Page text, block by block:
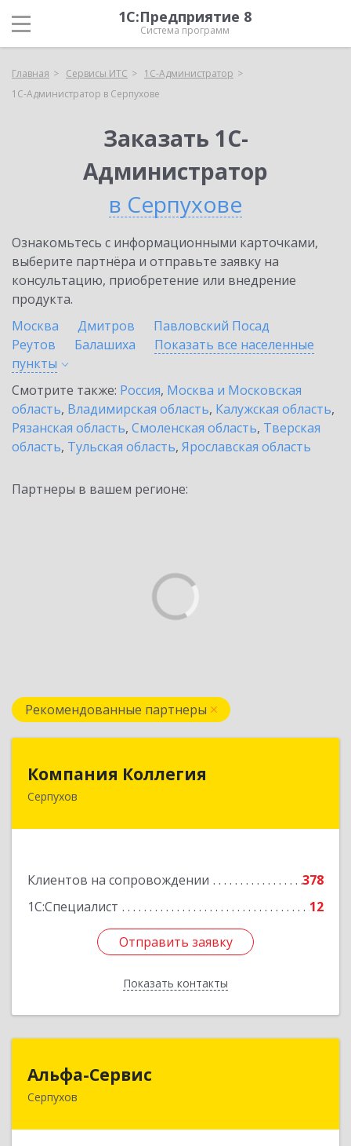
1С:Предприятие 8
Система программ
Главная Сервисы ИТС
1С-Администратор
1С-Администратор в Серпухове
Заказать 1С-
Администратор
в Серпухове
Ознакомьтесь с информационными карточками,
выберите партнёра и отправьте заявку на
консультацию, приобретение или внедрение
продукта.
Москва
Дмитров
Павловский Посад
Реутов
Балашиха
Показать все населенные
пункты
Смотрите также: Россия, Москва и Московская
область, Владимирская область, Калужская область,
Рязанская область, Смоленская область, Тверская
область, Тульская область, Ярославская область
Партнеры в вашем регионе:
Рекомендованные партнеры
Компания Коллегия
Серпухов
Клиентов на сопровождении
378
1С:Специалист
12
Отправить заявку
Показать контакты
142211, Московская обл, Серпухов г, Оборонная
Отправить заявку
Назад
Альфа-Сервис
Серпухов